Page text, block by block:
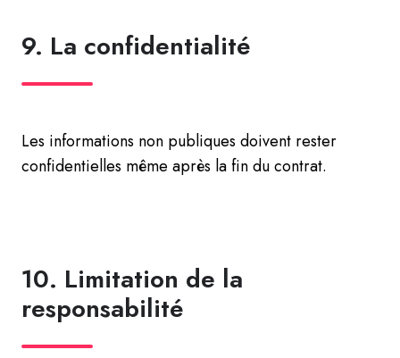
9. La confidentialité
Les informations non publiques doivent rester
confidentielles même après la fin du contrat.
10. Limitation de la
responsabilité